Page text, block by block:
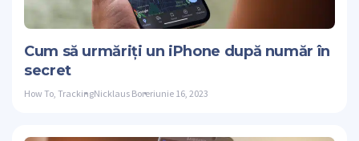
Stare de
Cum să urmăriți un iPhone după număr în
secret
How To TrackingNicklaus Boreriunie 16, 2023